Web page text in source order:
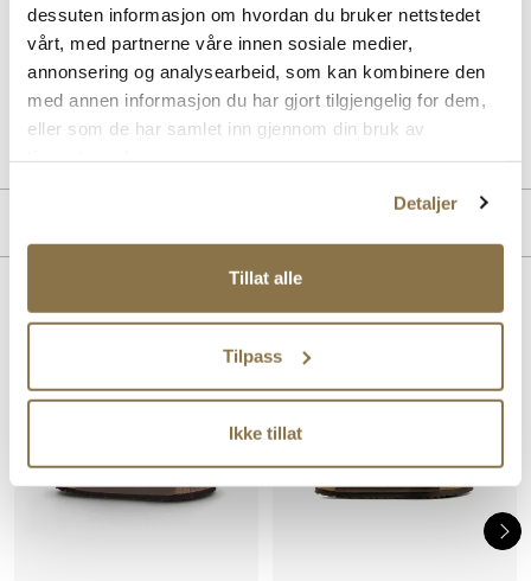
dessuten informasjon om hvordan du bruker nettstedet
vårt, med partnerne våre innen sosiale medier,
annonsering og analysearbeid, som kan kombinere den
med annen informasjon du har gjort tilgjengelig for dem,
eller som de har samlet inn gjennom din bruk av
Detaljer
Tillat alle
Tilpass
Ikke tillat
justerbare stropper. Anatomisk formet fotseng gir ekstra god
komfort og støttet til foten gjennom hele dagen. En klar hverdags
favoritt. Farge: Stone
Art. nr.
11266403
Lignende produkter